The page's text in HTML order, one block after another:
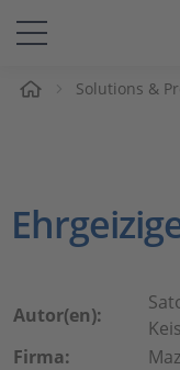
Lösungen &
Videos
Unternehmen
Solutions &
Autor(en):
Firma: